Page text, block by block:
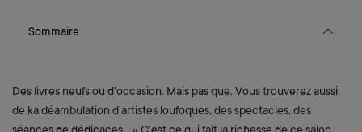
Sommaire
Des livres neufs ou d’occasion. Mais pas que. Vous trouverez aussi
de ka déambulation d’artistes loufoques, des spectacles, des
séances de dédicaces… « C’est ce qui fait la richesse de ce salon,